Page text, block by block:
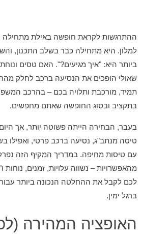
ההתרגשות לקראת חופשה באילת מתחילה
למלון. היא מתחילה כבר בשלב התכנון,
ביותר היא: "איך מגיעים?". האם טסים
שאולי הופכים את הנסיעה ברכב לחלק
תמיד, מורכבת ותלויה בכם – בהרכב
בתקציב ובסוג החופשה שאתם מחפשים.
בעבר, הבחירה הייתה פשוטה יותר, אך היום
טיסה מנתב"ג, נסיעה ברכב פרטי, ואפילו
עם טיסות מחיפה. במדריך המקיף הזה
מהאפשרויות – נשווה עלויות, זמנים, נוחות
לכם לקבל את ההחלטה הנכונה ביותר
ברגל ימין.
האופציה המהירה